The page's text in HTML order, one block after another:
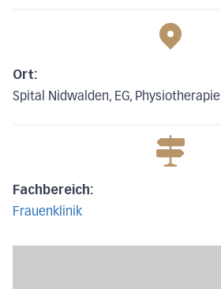
Ort:
Spital Nidwalden, EG, Physiotherapie
Fachbereich:
Frauenklinik